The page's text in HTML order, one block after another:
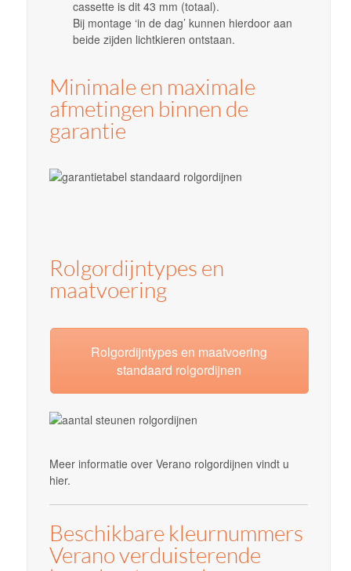
cassette is dit 43 mm (totaal).
Bij montage ‘in de dag’ kunnen hierdoor aan
beide zijden lichtkieren ontstaan.
Minimale en maximale
afmetingen binnen de
garantie
Rolgordijntypes en
maatvoering
Rolgordijntypes en maatvoering
standaard rolgordijnen
Meer informatie over Verano rolgordijnen vindt u
hier.
Beschikbare kleurnummers
Verano verduisterende